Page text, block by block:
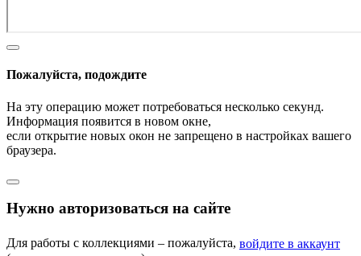
Пожалуйста, подождите
На эту операцию может потребоваться несколько секунд.
Информация появится в новом окне,
если открытие новых окон не запрещено в настройках вашего
браузера.
Нужно авторизоваться на сайте
Для работы с коллекциями – пожалуйста, войдите в аккаунт